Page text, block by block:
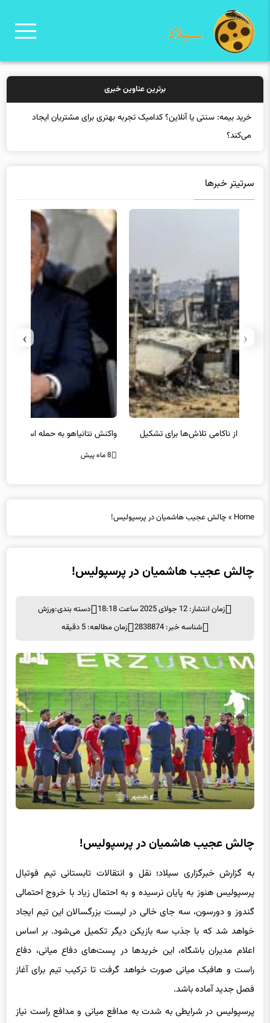
برترین عناوین خبری
خرید بیمه: سنتی یا آنلاین؟ کدامیک تجربه بهتری برای مشتریان ایجاد
می‌کند؟
سرتیتر خبرها
واکنش نتانیاهو به حمله استرالیا
‹
›
Home
»چالش عجیب هاشمیان در پرسپولیس!
چالش عجیب هاشمیان در پرسپولیس!
زمان انتشار: 12 جولای 2025 ساعت 18:18 دسته بندی:ورزش
شناسه خبر: 2838874
زمان مطالعه: 5 دقیقه
چالش عجیب هاشمیان در پرسپولیس!
به گزارش خبرگزاری سیلاد؛ نقل و انتقالات تابستانی تیم فوتبال
پرسپولیس هنوز به پایان نرسیده و به احتمال زیاد با خروج احتمالی
گندوز و دورسون، سه جای خالی در لیست بزرگسالان این تیم ایجاد
خواهد شد که با جذب سه بازیکن دیگر تکمیل می‌شود. بر اساس
اعلام مدیران باشگاه، این خریدها در پست‌های دفاع میانی، دفاع
راست و هافبک میانی صورت خواهد گرفت تا ترکیب تیم برای آغاز
فصل جدید آماده باشد.
پرسپولیس در شرایطی به شدت به مدافع میانی و مدافع راست نیاز